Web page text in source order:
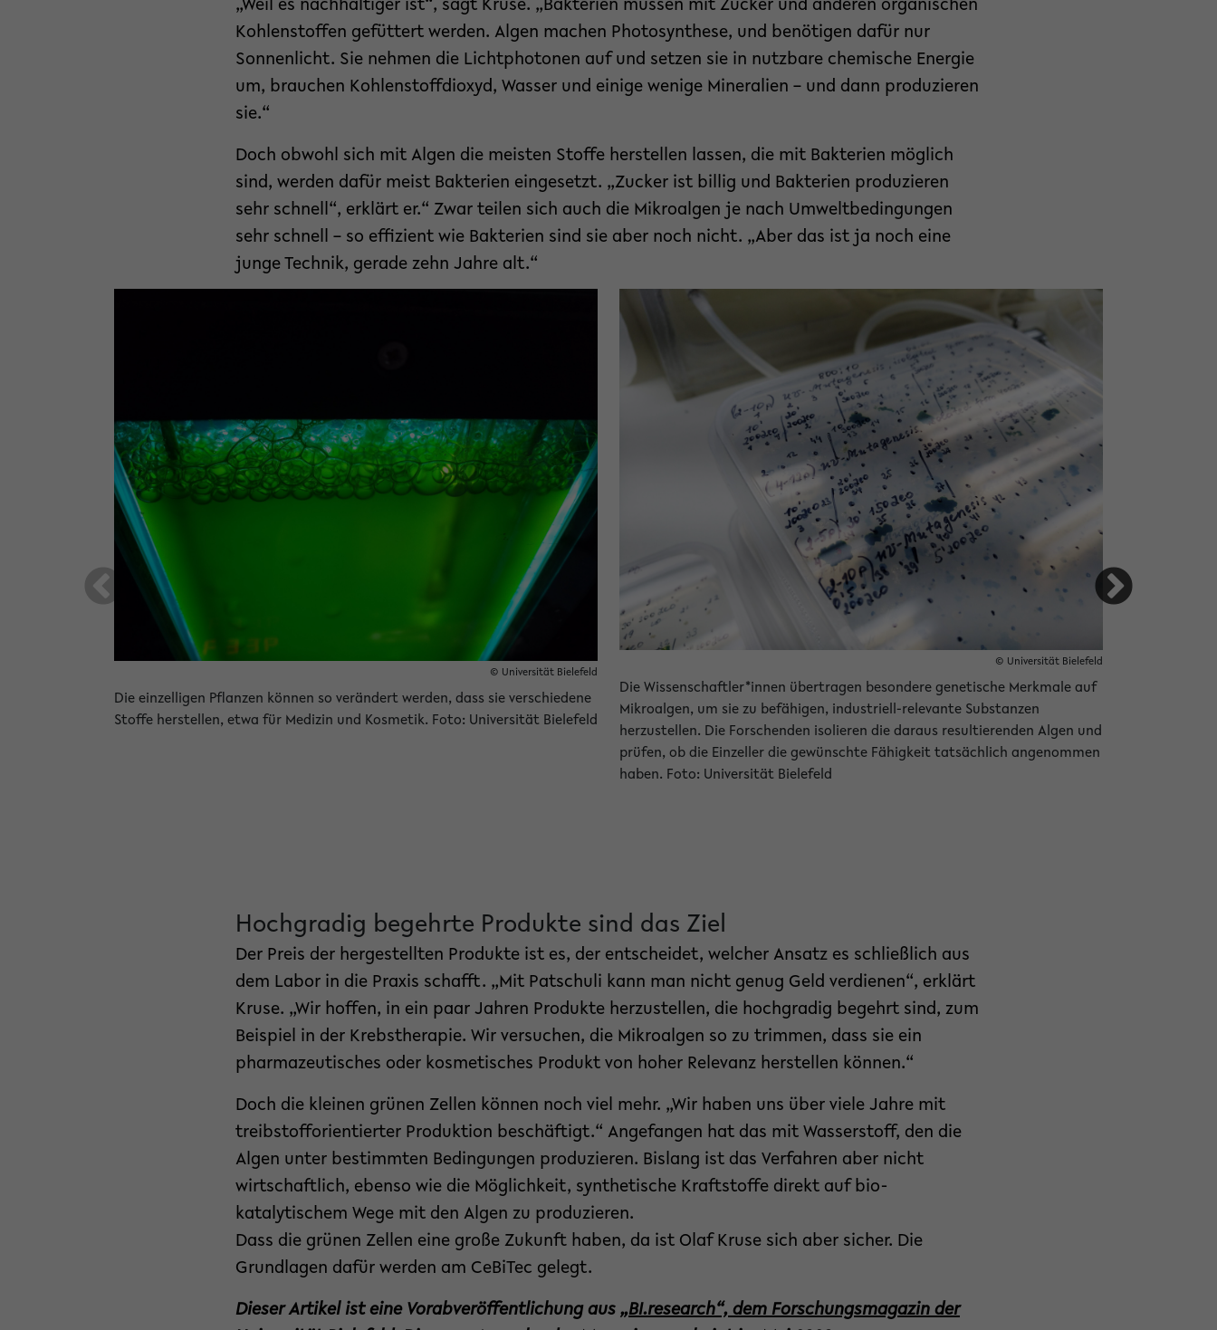
„Weil es nachhaltiger ist“, sagt Kruse. „Bakterien müssen mit Zucker und anderen organischen
Kohlenstoffen gefüttert werden. Algen machen Photosynthese, und benötigen dafür nur
Sonnenlicht. Sie nehmen die Lichtphotonen auf und setzen sie in nutzbare chemische Energie
um, brauchen Kohlenstoffdioxyd, Wasser und einige wenige Mineralien – und dann produzieren
sie.“
Doch obwohl sich mit Algen die meisten Stoffe herstellen lassen, die mit Bakterien möglich
sind, werden dafür meist Bakterien eingesetzt. „Zucker ist billig und Bakterien produzieren
sehr schnell“, erklärt er.“ Zwar teilen sich auch die Mikroalgen je nach Umweltbedingungen
sehr schnell – so effizient wie Bakterien sind sie aber noch nicht. „Aber das ist ja noch eine
junge Technik, gerade zehn Jahre alt.“
© Universität Bielefeld
Die einzelligen Pflanzen können so verändert werden, dass sie verschiedene
Stoffe herstellen, etwa für Medizin und Kosmetik. Foto: Universität Bielefeld
© Universität Bielefeld
Die Wissenschaftler*innen übertragen besondere genetische Merkmale auf
Mikroalgen, um sie zu befähigen, industriell-relevante Substanzen
herzustellen. Die Forschenden isolieren die daraus resultierenden Algen und
prüfen, ob die Einzeller die gewünschte Fähigkeit tatsächlich angenommen
haben. Foto: Universität Bielefeld
Hochgradig begehrte Produkte sind das Ziel
Der Preis der hergestellten Produkte ist es, der entscheidet, welcher Ansatz es schließlich aus
dem Labor in die Praxis schafft. „Mit Patschuli kann man nicht genug Geld verdienen“, erklärt
Kruse. „Wir hoffen, in ein paar Jahren Produkte herzustellen, die hochgradig begehrt sind, zum
Beispiel in der Krebstherapie. Wir versuchen, die Mikroalgen so zu trimmen, dass sie ein
pharmazeutisches oder kosmetisches Produkt von hoher Relevanz herstellen können.“
Doch die kleinen grünen Zellen können noch viel mehr. „Wir haben uns über viele Jahre mit
treibstofforientierter Produktion beschäftigt.“ Angefangen hat das mit Wasserstoff, den die
Algen unter bestimmten Bedingungen produzieren. Bislang ist das Verfahren aber nicht
wirtschaftlich, ebenso wie die Möglichkeit, synthetische Kraftstoffe direkt auf bio-
katalytischem Wege mit den Algen zu produzieren.
Dass die grünen Zellen eine große Zukunft haben, da ist Olaf Kruse sich aber sicher. Die
Grundlagen dafür werden am CeBiTec gelegt.
Dieser Artikel ist eine Vorabveröffentlichung aus „BI.research“, dem Forschungsmagazin der